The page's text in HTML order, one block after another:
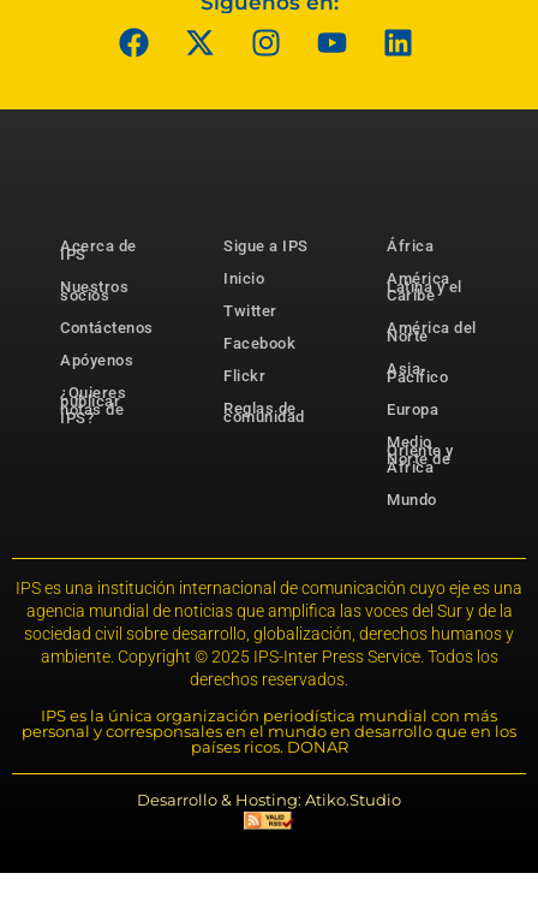
Acerca de
IPS
Nuestros
socios
Contáctenos
Apóyenos
¿Quieres
publicar
notas de
IPS?
Sigue a IPS
Inicio
Twitter
Facebook
Flickr
Reglas de
comunidad
África
América
Latina y el
Caribe
América del
Norte
Asia-
Pacífico
Europa
Medio
Oriente y
Norte de
África
Mundo
IPS es una institución internacional de comunicación cuyo eje es una
agencia mundial de noticias que amplifica las voces del Sur y de la
sociedad civil sobre desarrollo, globalización, derechos humanos y
ambiente. Copyright © 2025 IPS-Inter Press Service. Todos los
derechos reservados.
IPS es la única organización periodística mundial con más
personal y corresponsales en el mundo en desarrollo que en los
países ricos. DONAR
Desarrollo & Hosting: Atiko.Studio